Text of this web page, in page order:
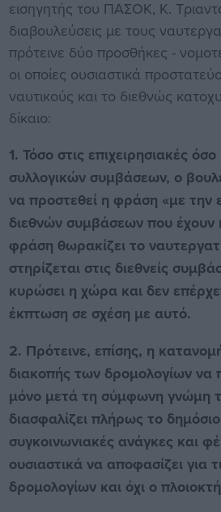
εισηγητής του ΠΑΣΟΚ, Κ.
διαβουλεύσεις με τους
πρότεινε δύο προσθήκες -
οι οποίες ουσιαστικά
ναυτικούς και το διεθνώς
δίκαιο:
1. Τόσο στις επιχειρησιακές
συλλογικών συμβάσεων, ο
να προστεθεί η φράση «με την
διεθνών συμβάσεων που έχουν
φράση θωρακίζει το
στηρίζεται στις διεθνείς
κυρώσει η χώρα και δεν
έκπτωση σε σχέση με αυτό.
2. Πρότεινε, επίσης, η
διακοπής των δρομολογίων να
μόνο μετά τη σύμφωνη γνώμη
διασφαλίζει πλήρως το
συγκοινωνιακές ανάγκες και
ουσιαστικά να αποφασίζει για
δρομολογίων και όχι ο